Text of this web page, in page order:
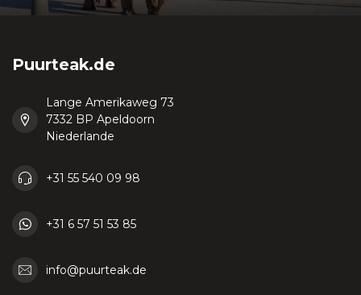
Puurteak.de
Lange Amerikaweg 73
7332 BP Apeldoorn
Niederlande
+31 55 540 09 98
+31 6 57 51 53 85
info@puurteak.de